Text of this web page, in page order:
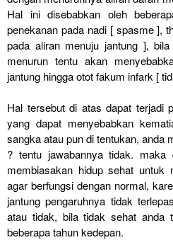
Hal ini disebabkan oleh
penekanan pada nadi [ spasme ],
pada aliran menuju jantung ],
menurun tentu akan
jantung hingga otot fakum infark [
Hal tersebut di atas dapat terjadi
yang dapat menyebabkan
sangka atau pun di tentukan, anda
? tentu jawabannya tidak.
membiasakan hidup sehat untuk
agar berfungsi dengan normal,
jantung pengaruhnya tidak
atau tidak, bila tidak sehat anda
beberapa tahun kedepan.